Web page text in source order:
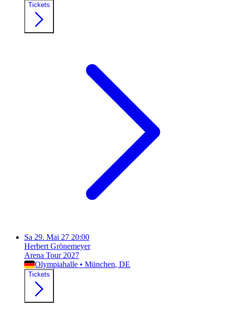
Tickets
Sa 29. Mai 27 20:00
Herbert Grönemeyer
Arena Tour 2027
Olympiahalle • München, DE
Tickets